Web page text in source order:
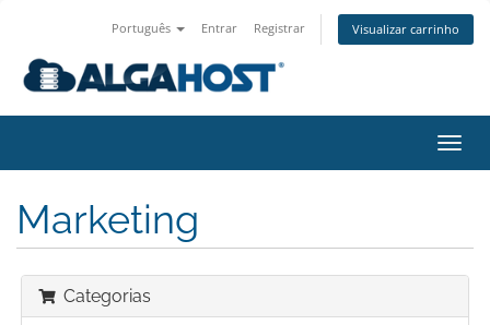
Português Entrar Registrar Visualizar carrinho
Marketing
Categorias